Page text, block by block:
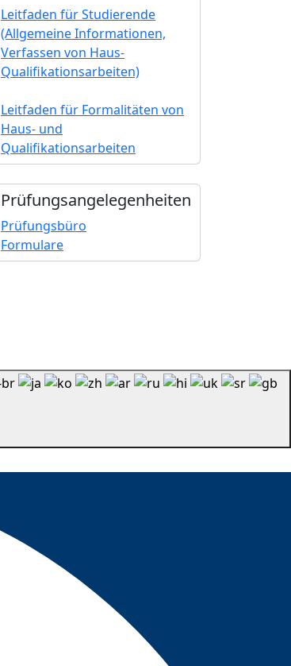
Leitfaden für Studierende
(Allgemeine Informationen,
Verfassen von Haus-
Qualifikationsarbeiten)
Leitfaden für Formalitäten von
Haus- und
Qualifikationsarbeiten
Prüfungs­angelegenheiten
Prüfungsbüro
Formulare